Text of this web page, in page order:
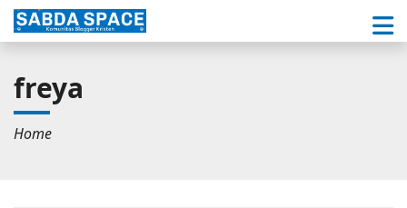
freya
Home